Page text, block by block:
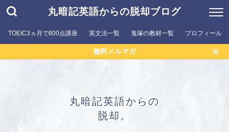
丸暗記英語からの脱却ブログ
TOEIC3ヵ月で800点講座 英文法一覧 鬼塚の教材一覧 プロフィール
無料メルマガ
丸暗記英語からの
脱却。